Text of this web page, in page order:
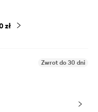
zł
Zwrot do 30 dni